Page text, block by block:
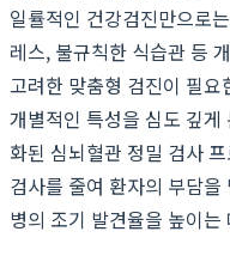
일률적인 건강검진만으로
레스, 불규칙한 식습관 등
고려한 맞춤형 검진이 필요
개별적인 특성을 심도 깊
화된 심뇌혈관 정밀 검사
검사를 줄여 환자의 부담
병의 조기 발견율을 높이는